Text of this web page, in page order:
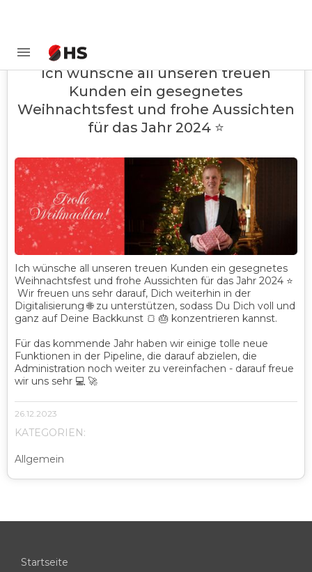
Ich wünsche all unseren treuen
Kunden ein gesegnetes
Weihnachtsfest und frohe Aussichten
für das Jahr 2024 ⭐
Ich wünsche all unseren treuen Kunden ein gesegnetes
Weihnachtsfest und frohe Aussichten für das Jahr 2024 ⭐
Wir freuen uns sehr darauf, Dich weiterhin in der
Digitalisierung 🌐 zu unterstützen, sodass Du Dich voll und
ganz auf Deine Backkunst 🍞 🎂 konzentrieren kannst.
Für das kommende Jahr haben wir einige tolle neue
Funktionen in der Pipeline, die darauf abzielen, die
Administration noch weiter zu vereinfachen - darauf freue
wir uns sehr 💻 🚀
26.12.2023
KATEGORIEN:
Allgemein
Startseite